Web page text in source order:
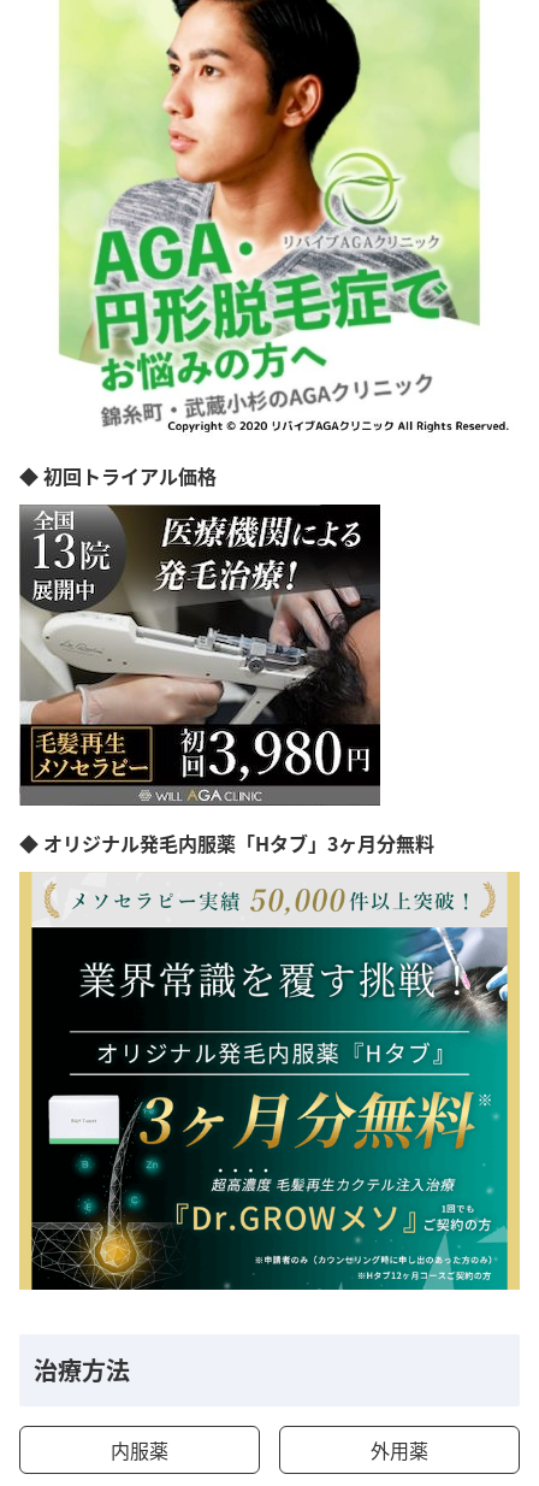
◆ 初回トライアル価格
◆ オリジナル発毛内服薬「Hタブ」3ヶ月分無料
治療方法
内服薬 外用薬